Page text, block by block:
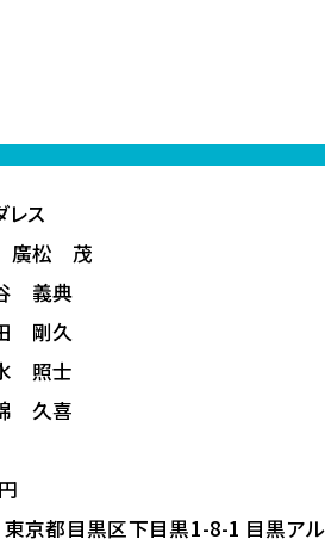
レス
廣松 茂
義典
剛久
照士
久喜
京都目黒区下目黒1-8-1 目黒アル